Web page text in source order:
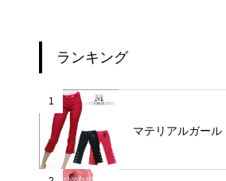
ランキング
1
マテリアルガール